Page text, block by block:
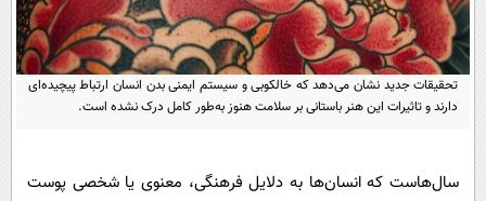
سفر و تفریح
علمی
اخبار کریپتو
گوناگون
سرگرمی
باشگاه مغز
فیلم
اقتصاد
عصر ایران 2
تحقیقات جدید نشان می‌دهد که خالکوبی و سیستم ایمنی بدن انسان ارتباط پیچیده‌ای
دارند و تاثیرات این هنر باستانی بر سلامت هنوز به‌طور کامل درک نشده است.
سال‌هاست که انسان‌ها به دلایل فرهنگی، معنوی یا شخصی پوست